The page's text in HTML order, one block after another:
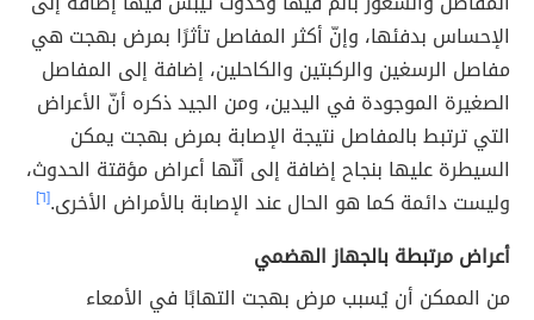
الإحساس بدفئها، وإنّ أكثر المفاصل تأثرًا بمرض بهجت هي
مفاصل الرسغين والركبتين والكاحلين، إضافة إلى المفاصل
الصغيرة الموجودة في اليدين، ومن الجيد ذكره أنّ الأعراض
التي ترتبط بالمفاصل نتيجة الإصابة بمرض بهجت يمكن
السيطرة عليها بنجاح إضافة إلى أنّها أعراض مؤقتة الحدوث،
وليست دائمة كما هو الحال عند الإصابة بالأمراض الأخرى.[٦]
أعراض مرتبطة بالجهاز الهضمي
من الممكن أن يُسبب مرض بهجت التهابًا في الأمعاء